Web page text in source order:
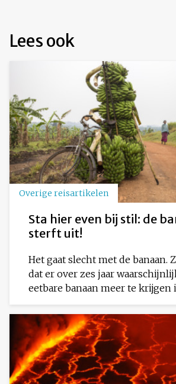
Lees ook
Overige reisartikelen
Sta hier even bij stil: de
sterft uit!
Het gaat slecht met de banaan.
dat er over zes jaar
eetbare banaan meer te krijgen